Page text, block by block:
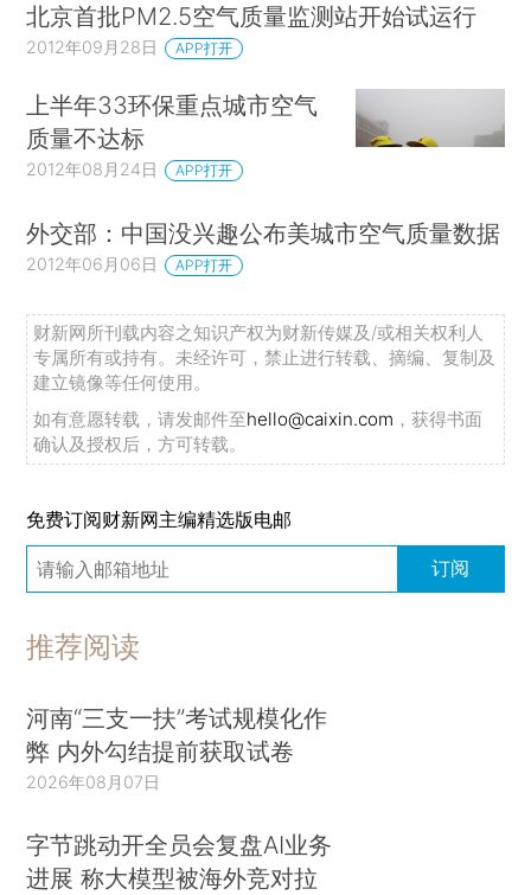
北京首批PM2.5空气质量监测站开始试运行
2012年09月28日 APP打开
上半年33环保重点城市空气
质量不达标
2012年08月24日 APP打开
外交部：中国没兴趣公布美城市空气质量数据
2012年06月06日 APP打开
财新网所刊载内容之知识产权为财新传媒及/或相关权利人
专属所有或持有。未经许可，禁止进行转载、摘编、复制及
建立镜像等任何使用。
如有意愿转载，请发邮件至hello@caixin.com ，获得书面
确认及授权后，方可转载。
免费订阅财新网主编精选版电邮
订阅
推荐阅读
河南“三支一扶”考试规模化作
弊 内外勾结提前获取试卷
2026年08月07日
字节跳动开全员会复盘AI业务
进展 称大模型被海外竞对拉